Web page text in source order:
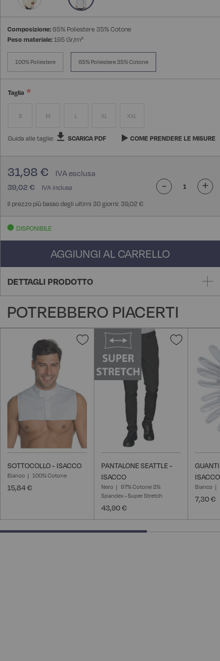
Composizione:65% Poliestere 35% Cotone
Peso materiale:195 Gr/m²
100% Poliestere 65% Poliestere 35% Cotone
Taglia
S M L XL XXL
Guida alle taglie: SCARICA PDF COME PRENDERE LE MISURE
39,02 €
31,98 €
Il prezzo più basso degli ultimi 30 giorni: 39,02 €
- +
DISPONIBILE
AGGIUNGI AL CARRELLO
DETTAGLI PRODOTTO
POTREBBERO PIACERTI
Aggiungi
lista
desideri
SOTTOCOLLO - ISACCO
Bianco 100% Cotone
15,84 €
Aggiungi
lista
desideri
PANTALONE SEATTLE -
ISACCO
Nero
97% Cotone 3%
Spandex - Super Stretch
43,90 €
ISACCO
Bianco
7,30 €
66.66666666666666% completed